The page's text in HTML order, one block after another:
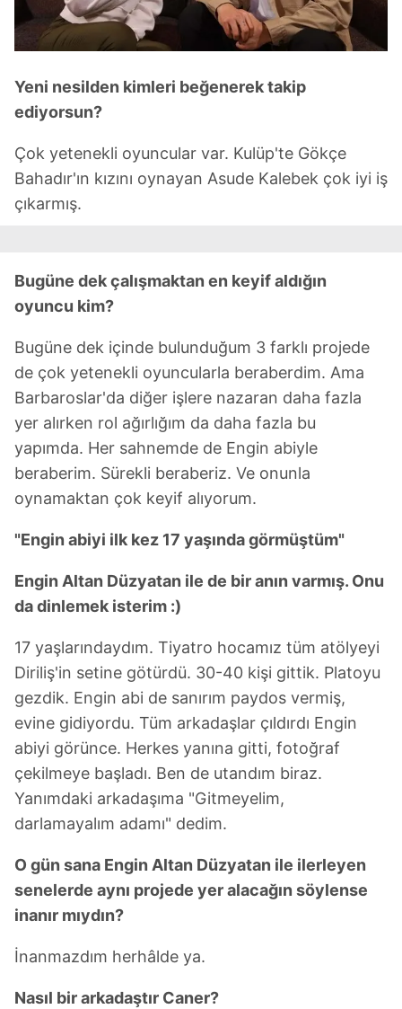
Yeni nesilden kimleri beğenerek takip
ediyorsun?
Çok yetenekli oyuncular var. Kulüp'te Gökçe
Bahadır'ın kızını oynayan Asude Kalebek çok iyi iş
çıkarmış.
Bugüne dek çalışmaktan en keyif aldığın
oyuncu kim?
Bugüne dek içinde bulunduğum 3 farklı projede
de çok yetenekli oyuncularla beraberdim. Ama
Barbaroslar'da diğer işlere nazaran daha fazla
yer alırken rol ağırlığım da daha fazla bu
yapımda. Her sahnemde de Engin abiyle
beraberim. Sürekli beraberiz. Ve onunla
oynamaktan çok keyif alıyorum.
"Engin abiyi ilk kez 17 yaşında görmüştüm"
Engin Altan Düzyatan ile de bir anın varmış. Onu
da dinlemek isterim :)
17 yaşlarındaydım. Tiyatro hocamız tüm atölyeyi
Diriliş'in setine götürdü. 30-40 kişi gittik. Platoyu
gezdik. Engin abi de sanırım paydos vermiş,
evine gidiyordu. Tüm arkadaşlar çıldırdı Engin
abiyi görünce. Herkes yanına gitti, fotoğraf
çekilmeye başladı. Ben de utandım biraz.
Yanımdaki arkadaşıma "Gitmeyelim,
darlamayalım adamı" dedim.
O gün sana Engin Altan Düzyatan ile ilerleyen
senelerde aynı projede yer alacağın söylense
inanır mıydın?
İnanmazdım herhâlde ya.
Nasıl bir arkadaştır Caner?